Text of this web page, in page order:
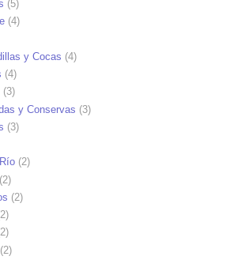
(5)
(4)
y Cocas (4)
(4)
(3)
y Conservas (3)
(3)
(2)
(2)
(2)
(2)